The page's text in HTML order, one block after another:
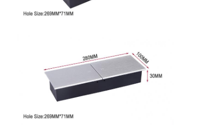
Verzögerter Stromanschluss
Konferenztisch-Socketbox
Hydraulische Steckdose
Steckdosen